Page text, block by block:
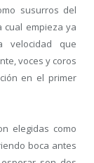
susurros del
cual empieza ya
que
voces y coros
en el primer
elegidas como
boca antes